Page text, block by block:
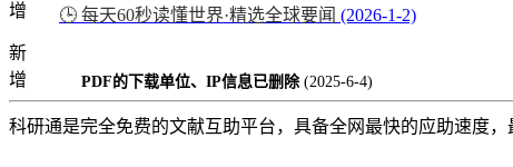
增
🕒 每天60秒读懂世界·精选全球要闻 (2026-1-2)
新
增
PDF的下载单位、IP信息已删除 (2025-6-4)
科研通是完全免费的文献互助平台，具备全网最快的应助速度